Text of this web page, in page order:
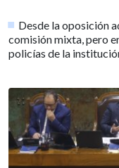
Desde la oposición
comisión mixta, pero
policías de la